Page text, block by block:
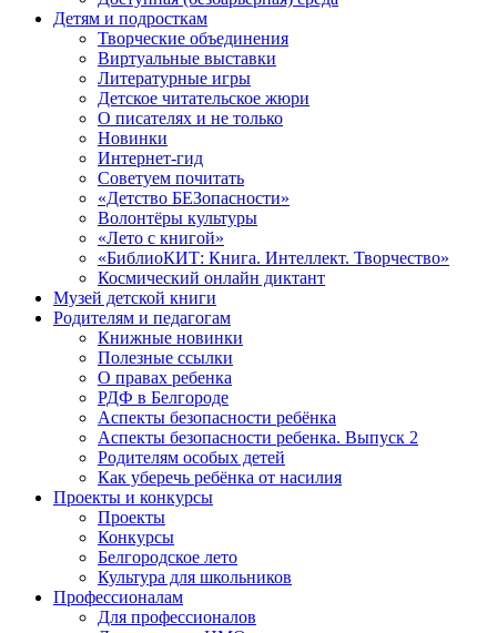
Детям и подросткам
Творческие объединения
Виртуальные выставки
Литературные игры
Детское читательское жюри
О писателях и не только
Новинки
Интернет-гид
Советуем почитать
«Детство БЕЗопасности»
Волонтёры культуры
«Лето с книгой»
«БиблиоКИТ: Книга. Интеллект. Творчество»
Космический онлайн диктант
Музей детской книги
Родителям и педагогам
Книжные новинки
Полезные ссылки
О правах ребенка
РДФ в Белгороде
Аспекты безопасности ребёнка
Аспекты безопасности ребенка. Выпуск 2
Родителям особых детей
Как уберечь ребёнка от насилия
Проекты и конкурсы
Проекты
Конкурсы
Белгородское лето
Культура для школьников
Профессионалам
Для профессионалов